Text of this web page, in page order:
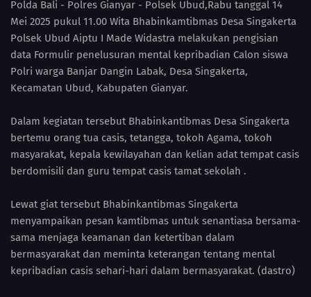
Polda Bali - Polres Gianyar - Polsek Ubud,Rabu tanggal 14
Mei 2025 pukul 11.00 Wita Bhabinkamtibmas Desa Singakerta
Polsek Ubud Aiptu I Made Widastra melakukan pengisian
data Formulir penelusuran mental kepribadian Calon siswa
Polri warga Banjar Dangin Labak, Desa Singakerta,
Kecamatan Ubud, Kabupaten Gianyar.
Dalam kegiatan tersebut Bhabinkantibmas Desa Singakerta
bertemu orang tua casis, tetangga, tokoh Agama, tokoh
masyarakat, kepala kewilayahan dan kelian adat tempat casis
berdomisili dan guru tempat casis tamat sekolah .
Lewat giat tersebut Bhabinkantibmas Singakerta
menyampaikan pesan kamtibmas untuk senantiasa bersama-
sama menjaga keamanan dan ketertiban dalam
bermasyarakat dan meminta keterangan tentang mental
kepribadian casis sehari-hari dalam bermasyarakat. (dastro)